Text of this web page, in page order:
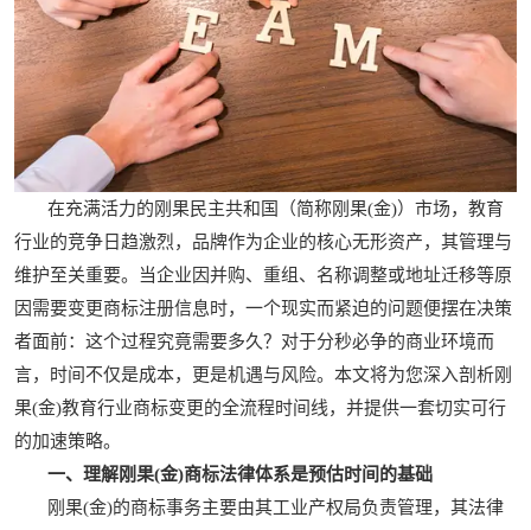
在充满活力的刚果民主共和国（简称刚果(金)）市场，教育
行业的竞争日趋激烈，品牌作为企业的核心无形资产，其管理与
维护至关重要。当企业因并购、重组、名称调整或地址迁移等原
因需要变更商标注册信息时，一个现实而紧迫的问题便摆在决策
者面前：这个过程究竟需要多久？对于分秒必争的商业环境而
言，时间不仅是成本，更是机遇与风险。本文将为您深入剖析刚
果(金)教育行业商标变更的全流程时间线，并提供一套切实可行
的加速策略。
一、理解刚果(金)商标法律体系是预估时间的基础
刚果(金)的商标事务主要由其工业产权局负责管理，其法律